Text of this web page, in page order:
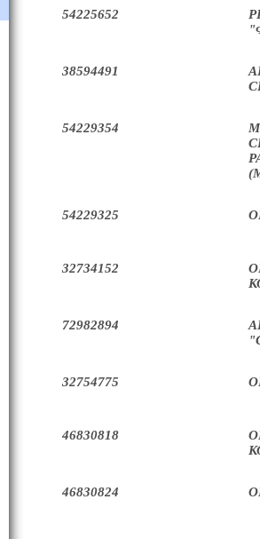
54225652
38594491
54229354
54229325
32734152
72982894
32754775
46830818
46830824